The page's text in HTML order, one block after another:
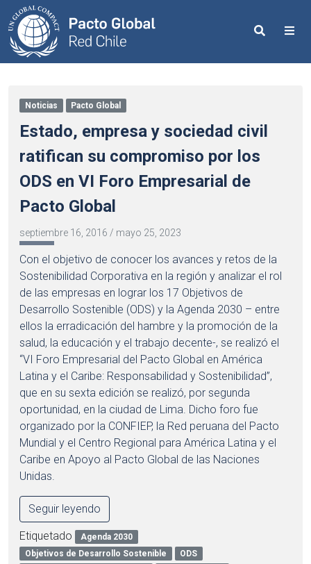
Search
Noticias Pacto Global
Estado, empresa y sociedad civil
ratifican su compromiso por los
ODS en VI Foro Empresarial de
Pacto Global
septiembre 16, 2016 / mayo 25, 2023
Con el objetivo de conocer los avances y retos de la
Sostenibilidad Corporativa en la región y analizar el rol
de las empresas en lograr los 17 Objetivos de
Desarrollo Sostenible (ODS) y la Agenda 2030 – entre
ellos la erradicación del hambre y la promoción de la
salud, la educación y el trabajo decente-, se realizó el
“VI Foro Empresarial del Pacto Global en América
Latina y el Caribe: Responsabilidad y Sostenibilidad”,
que en su sexta edición se realizó, por segunda
oportunidad, en la ciudad de Lima. Dicho foro fue
organizado por la CONFIEP, la Red peruana del Pacto
Mundial y el Centro Regional para América Latina y el
Caribe en Apoyo al Pacto Global de las Naciones
Unidas.
Seguir leyendo
Etiquetado
Agenda 2030
Objetivos de Desarrollo Sostenible
ODS